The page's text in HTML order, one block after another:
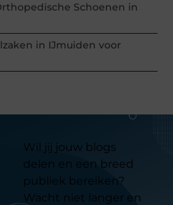
Schoenen in
in IJmuiden voor
Wil jij jouw blogs
delen en een breed
publiek bereiken?
Wacht niet langer en